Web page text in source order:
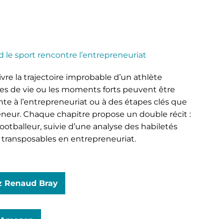
le sport rencontre l’entrepreneuriat
la trajectoire improbable d’un athlète
de vie ou les moments forts peuvent être
à l’entrepreneuriat ou à des étapes clés que
Chaque chapitre propose un double récit :
suivie d’une analyse des habiletés
en entrepreneuriat.
Bray